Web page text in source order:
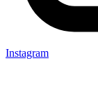
Instagram